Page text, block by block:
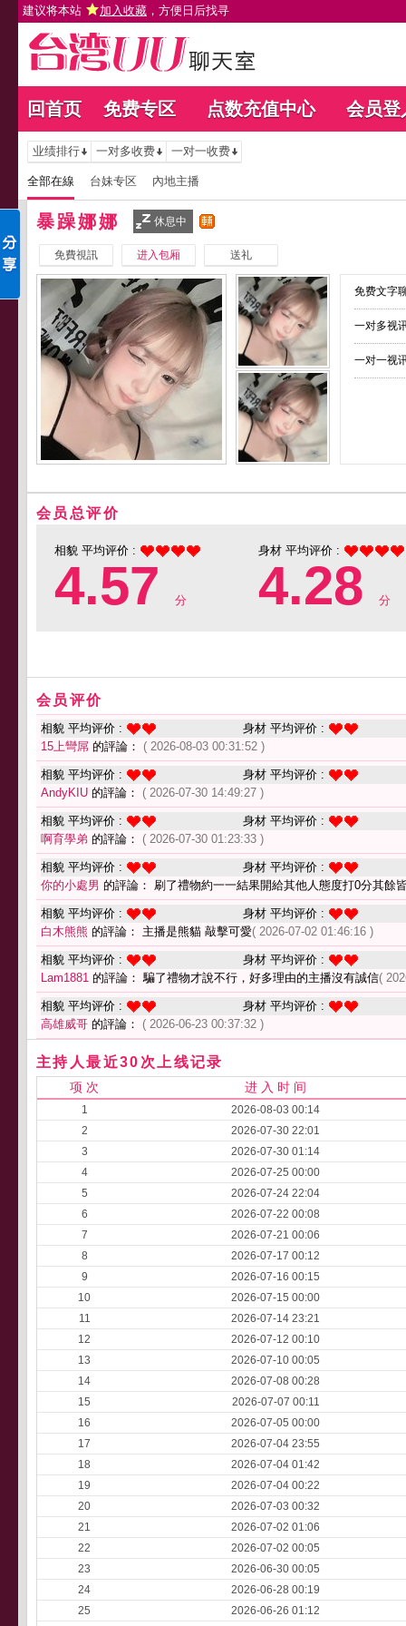
建议将本站 加入收藏 ，方便日后找寻
回首页 免费专区 点数充值中心 会员登
业绩排行 一对多收费 一对一收费
全部在線 台妹专区 內地主播
暴躁娜娜 休息中
免費視訊 进入包厢 送礼
免费文字
一对多视
一对一视
会员总评价
相貌 平均评价 :
4.57 分
身材 平均评价 :
4.28 分
会员评价
相貌 平均评价 :
身材 平均评价 :
15上彎屌 的評論： ( 2026-08-03 00:31:52 )
相貌 平均评价 :
身材 平均评价 :
AndyKIU 的評論： ( 2026-07-30 14:49:27 )
相貌 平均评价 :
身材 平均评价 :
啊育學弟 的評論： ( 2026-07-30 01:23:33 )
相貌 平均评价 :
身材 平均评价 :
你的小處男 的評論： 刷了禮物約一一結果開給其他人態度打0分其餘
相貌 平均评价 :
身材 平均评价 :
白木熊熊 的評論： 主播是熊貓 敲擊可愛( 2026-07-02 01:46:16 )
相貌 平均评价 :
身材 平均评价 :
Lam1881 的評論： 騙了禮物才說不行，好多理由的主播沒有誠信(
相貌 平均评价 :
身材 平均评价 :
高雄威哥 的評論： ( 2026-06-23 00:37:32 )
主持人最近30次上线记录
项 次 进 入 时 间
1
2026-08-03 00:14
2
2026-07-30 22:01
3
2026-07-30 01:14
4
2026-07-25 00:00
5
2026-07-24 22:04
6
2026-07-22 00:08
7
2026-07-21 00:06
8
2026-07-17 00:12
9
2026-07-16 00:15
10
2026-07-15 00:00
11
2026-07-14 23:21
12
2026-07-12 00:10
13
2026-07-10 00:05
14
2026-07-08 00:28
15
2026-07-07 00:11
16
2026-07-05 00:00
17
2026-07-04 23:55
18
2026-07-04 01:42
19
2026-07-04 00:22
20
2026-07-03 00:32
21
2026-07-02 01:06
22
2026-07-02 00:05
23
2026-06-30 00:05
24
2026-06-28 00:19
25
2026-06-26 01:12